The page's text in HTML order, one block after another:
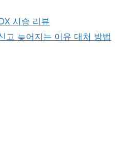
시승 리뷰
고 늦어지는 이유 대처 방법